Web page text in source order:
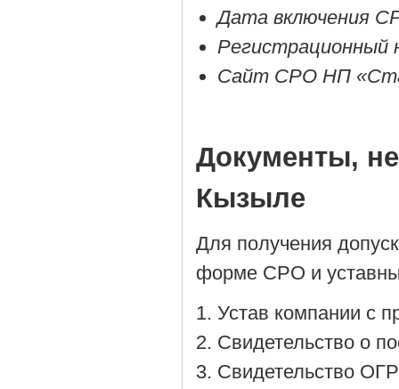
Дата включения
Регистрационный
Сайт СРО НП
Документы,
Кызыле
Для получения
форме СРО и
Устав компании с
Cвидетельство о
Cвидетельство